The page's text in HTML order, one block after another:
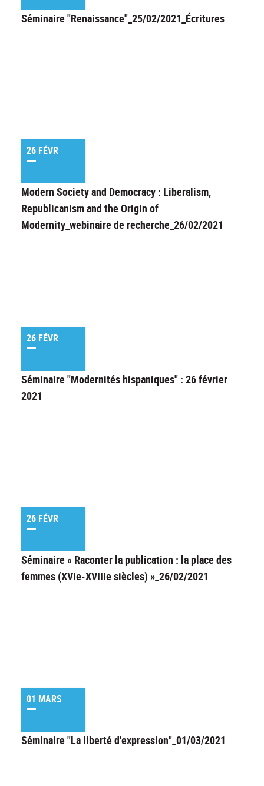
Séminaire "Renaissance"_25/02/2021_Écritures
26 FÉVR
Modern Society and Democracy : Liberalism,
Republicanism and the Origin of
Modernity_webinaire de recherche_26/02/2021
26 FÉVR
Séminaire "Modernités hispaniques" : 26 février
2021
26 FÉVR
Séminaire « Raconter la publication : la place des
femmes (XVIe-XVIIIe siècles) »_26/02/2021
01 MARS
Séminaire "La liberté d'expression"_01/03/2021